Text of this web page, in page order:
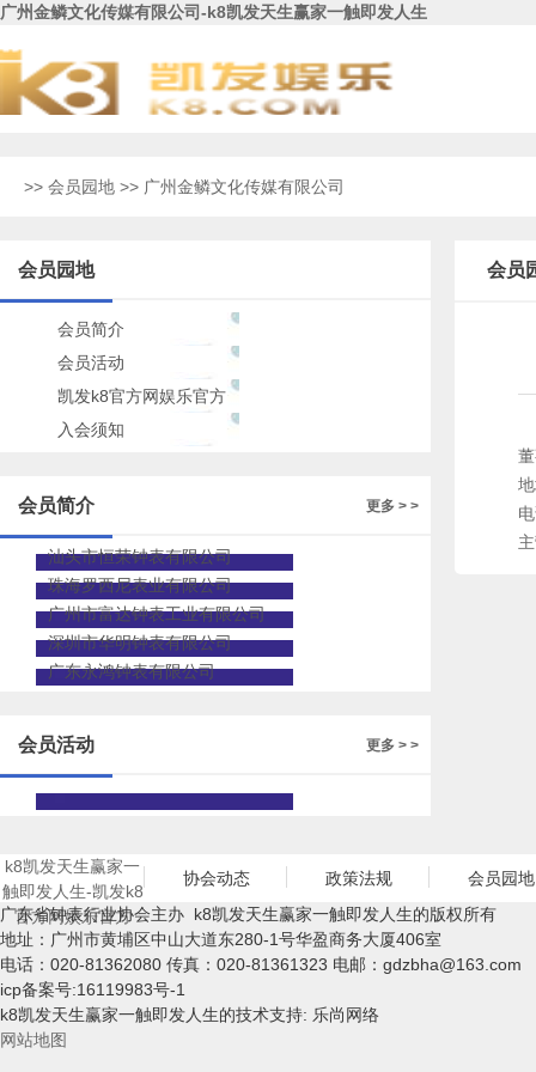
广州金鳞文化传媒有限公司-k8凯发天生赢家一触即发人生
>> 会员园地 >> 广州金鳞文化传媒有限公司
会员园地
会员简介
会员活动
凯发k8官方网娱乐官方
的公告
入会须知
更多 > >
会员简介
汕头市恒荣钟表有限公司
珠海罗西尼表业有限公司
广州市富达钟表工业有限公司
深圳市华明钟表有限公司
广东永鸿钟表有限公司
更多 > >
会员活动
会员
k8凯发天生赢家一
触即发人生-凯发k8
官方网娱乐官方
协会动态 政策法规
会员园地
广东省钟表行业协会主办 k8凯发天生赢家一触即发人生的版权所有
地址：广州市黄埔区中山大道东280-1号华盈商务大厦406室
电话：020-81362080 传真：020-81361323 电邮： gdzbha@163.com
icp备案号:16119983号-1
k8凯发天生赢家一触即发人生的技术支持: 乐尚网络
网站地图